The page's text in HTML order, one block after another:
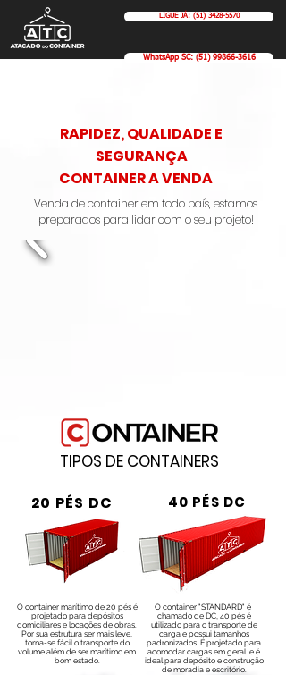
LIGUE JÁ: (51) 3428-5570
RAPIDEZ, QUALIDADE E
SEGURANÇA
CONTAINER A VENDA
Venda de container em todo país, estamos
preparados para lidar com o seu projeto!
TIPOS DE CONTAINERS
20 PÉS DC
O container marítimo de 20 pés é
projetado para depósitos
domiciliares e locações de obras.
Por sua estrutura ser mais leve,
torna-se fácil o transporte do
volume além de ser marítimo em
bom estado.
40 PÉS DC
O container "STANDARD" é
chamado de DC, 40 pés é
utilizado para o transporte de
carga e possui tamanhos
padronizados. É projetado para
acomodar cargas em geral. e é
ideal para depósito e construção
de moradia e escritório.
WhatsApp SC: (51) 99866-3616